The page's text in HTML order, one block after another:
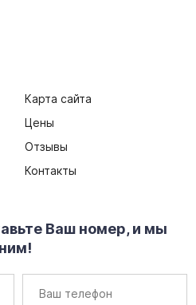
Карта сайта
Цены
Отзывы
Контакты
Ваш номер, и мы